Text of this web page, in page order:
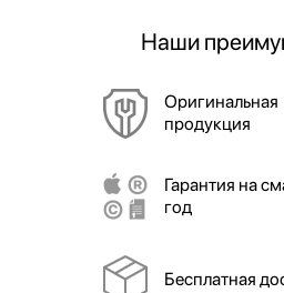
Наши
Оригинальная
продукция
Гарантия на
год
Бесплатная